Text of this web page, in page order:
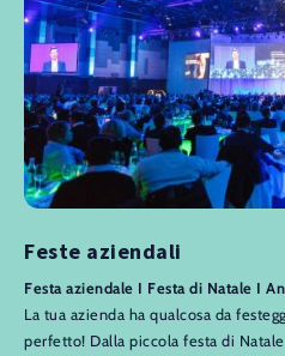
Feste aziendali
Festa aziendale I Festa di Natale I
La tua azienda ha qualcosa da
perfetto! Dalla piccola festa di